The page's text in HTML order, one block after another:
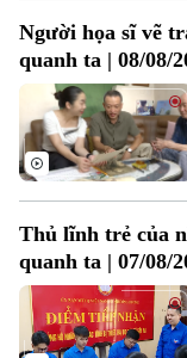
Người họa sĩ vẽ
quanh ta | 08/08/
Thủ lĩnh trẻ của
quanh ta | 07/08/